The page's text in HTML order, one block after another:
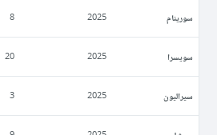
سورينام 2025
8
سويسرا 2025
20
سيراليون 2025
3